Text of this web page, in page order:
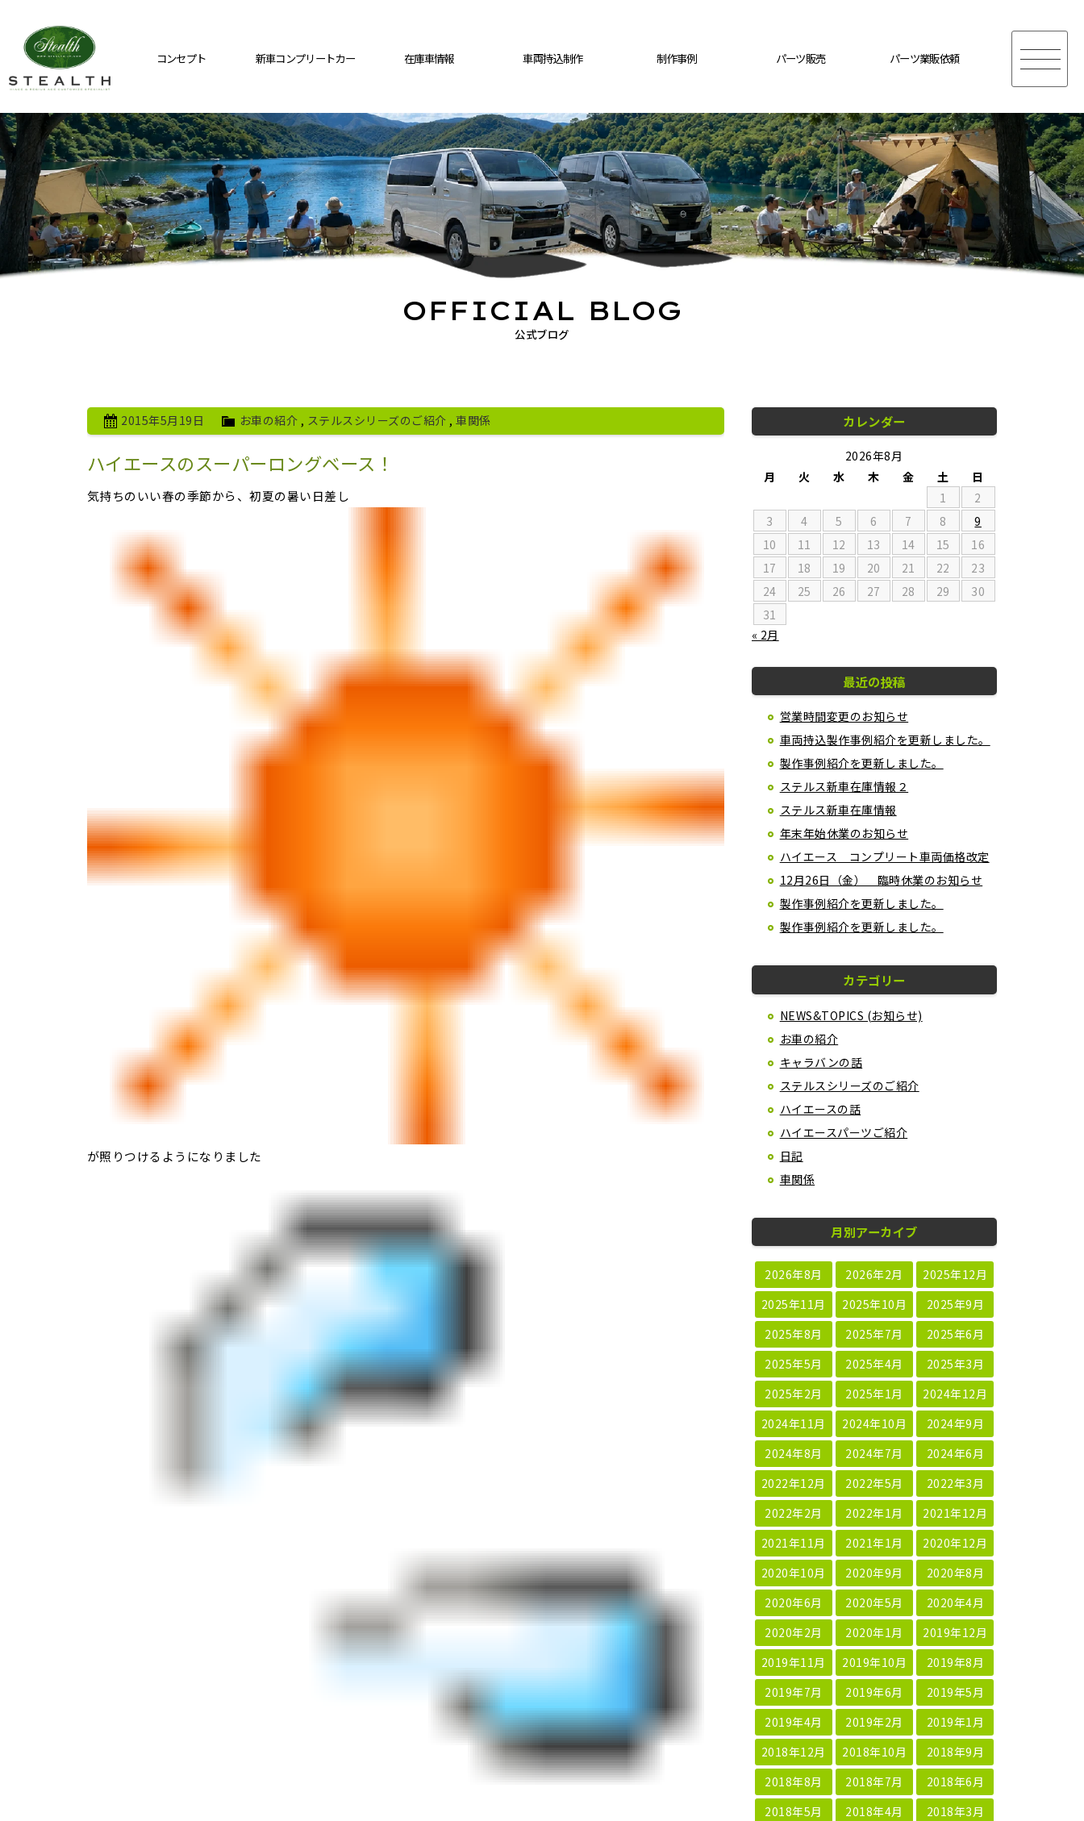
コンセプト 新車コンプリートカー 在庫車情報 車両持込制作 制作事例 パーツ販売 パーツ業販依頼
公式ブログ
OFFICIAL BLOG
2015年5月19日 お車の紹介 , ステルスシリーズのご紹介 ,車関係
ハイエースのスーパーロングベース！
気持ちのいい春の季節から、初夏の暑い日差し
が照りつけるようになりました
カレンダー
2026年8月
月
火 水 木 金 土
日
1
2
3
4 5 6 7 8
9
10
11 12 13 14 15
16
17
18 19 20 21 22
23
24
25 26 27 28 29
30
31
« 2月
最近の投稿
営業時間変更のお知らせ
車両持込製作事例紹介を更新しました。
製作事例紹介を更新しました。
ステルス新車在庫情報２
ステルス新車在庫情報
年末年始休業のお知らせ
ハイエース コンプリート車両価格改定
12月26日（金） 臨時休業のお知らせ
製作事例紹介を更新しました。
製作事例紹介を更新しました。
カテゴリー
NEWS&TOPICS (お知らせ)
お車の紹介
キャラバンの話
ステルスシリーズのご紹介
ハイエースの話
ハイエースパーツご紹介
日記
車関係
月別アーカイブ
2026年8月 2026年2月
2025年12月
2025年11月
2025年10月
2025年9月
2025年8月
2025年7月
2025年6月
2025年5月
2025年4月
2025年3月
2025年2月
2025年1月
2024年12月
2024年11月
2024年10月
2024年9月
2024年8月
2024年7月
2024年6月
2022年12月
2022年5月
2022年3月
2022年2月
2022年1月
2021年12月
2021年11月
2021年1月
2020年12月
2020年10月
2020年9月
2020年8月
2020年6月
2020年5月
2020年4月
2020年2月
2020年1月
2019年12月
2019年11月
2019年10月
2019年8月
2019年7月
2019年6月
2019年5月
2019年4月
2019年2月
2019年1月
2018年12月
2018年10月
2018年9月
2018年8月
2018年7月
2018年6月
2018年5月
2018年4月
2018年3月